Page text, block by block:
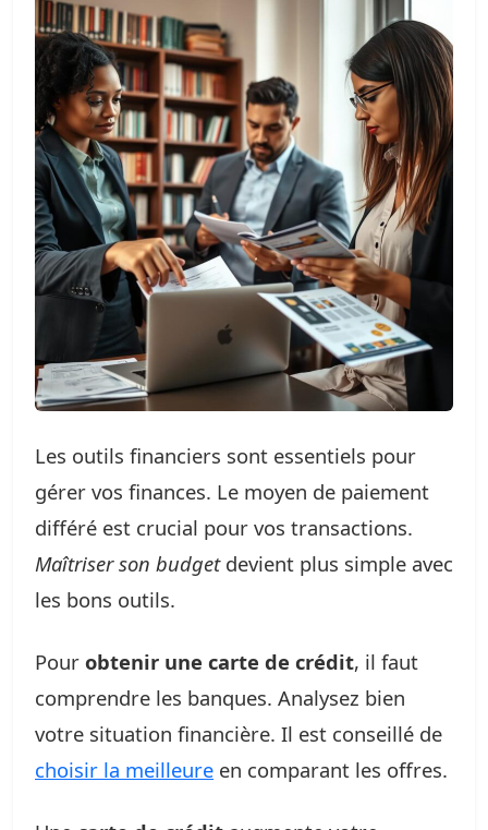
Les outils financiers sont essentiels pour
gérer vos finances. Le moyen de paiement
différé est crucial pour vos transactions.
Maîtriser son budgetdevient plus simple avec
les bons outils.
Pour obtenir une carte de crédit, il faut
comprendre les banques. Analysez bien
votre situation financière. Il est conseillé de
choisir la meilleure en comparant les offres.